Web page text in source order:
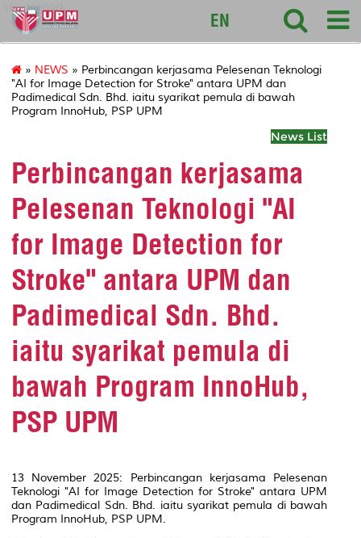
sciencepark
EN
» NEWS » Perbincangan kerjasama Pelesenan Teknologi
"AI for Image Detection for Stroke" antara UPM dan
Padimedical Sdn. Bhd. iaitu syarikat pemula di bawah
Program InnoHub, PSP UPM
News List
Perbincangan kerjasama
Pelesenan Teknologi "AI
for Image Detection for
Stroke" antara UPM dan
Padimedical Sdn. Bhd.
iaitu syarikat pemula di
bawah Program InnoHub,
PSP UPM
13 November 2025: Perbincangan kerjasama Pelesenan
Teknologi "AI for Image Detection for Stroke" antara UPM
dan Padimedical Sdn. Bhd. iaitu syarikat pemula di bawah
Program InnoHub, PSP UPM.